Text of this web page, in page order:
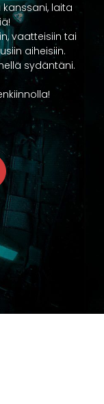
laita
vaatteisiin tai
aiheisiin.
sydäntäni.